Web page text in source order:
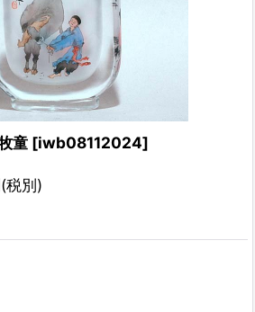
童 [iwb08112024]
(税別)